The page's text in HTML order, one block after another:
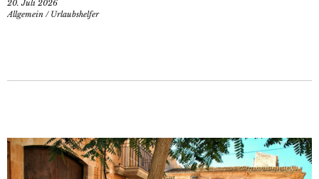
20. Juli 2026
Allgemein / Urlaubshelfer